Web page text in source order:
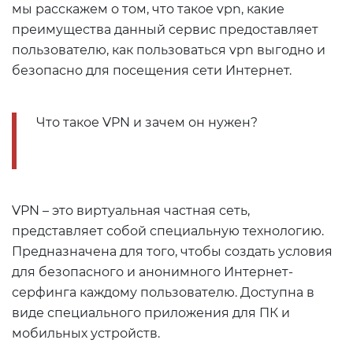
мы расскажем о том, что такое vpn, какие
преимущества данный сервис предоставляет
пользователю, как пользоваться vpn выгодно и
безопасно для посещения сети Интернет.
Что такое VPN и зачем он нужен?
VPN – это виртуальная частная сеть,
представляет собой специальную технологию.
Предназначена для того, чтобы создать условия
для безопасного и анонимного Интернет-
серфинга каждому пользователю. Доступна в
виде специального приложения для ПК и
мобильных устройств.